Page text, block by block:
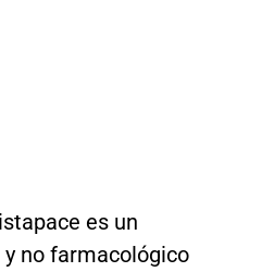
es un
no farmacológico